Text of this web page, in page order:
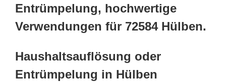
Entrümpelung, hochwertige
Verwendungen für 72584 Hülben.
Haushaltsauflösung oder
Entrümpelung in Hülben